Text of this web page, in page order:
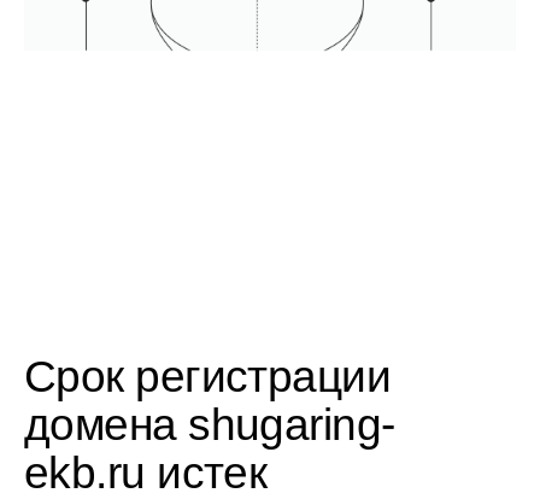
Срок регистрации
домена shugaring-
ekb.ru истек